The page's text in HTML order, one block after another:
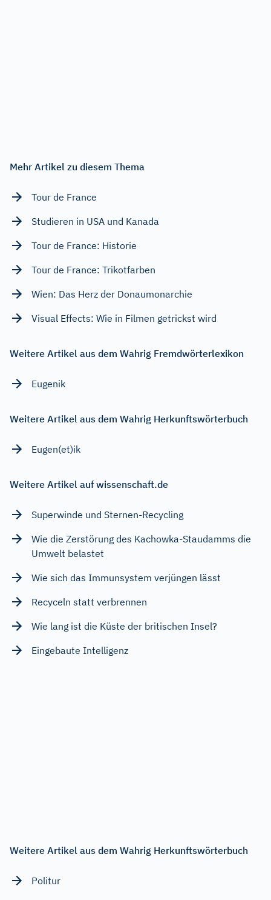
Mehr Artikel zu diesem Thema
Tour de France
Studieren in USA und Kanada
Tour de France: Historie
Tour de France: Trikotfarben
Wien: Das Herz der Donaumonarchie
Visual Effects: Wie in Filmen getrickst wird
Weitere Artikel aus dem Wahrig Fremdwörterlexikon
Eugenik
Weitere Artikel aus dem Wahrig Herkunftswörterbuch
Eugen(et)ik
Weitere Artikel auf wissenschaft.de
Superwinde und Sternen-Recycling
Wie die Zerstörung des Kachowka-Staudamms die
Umwelt belastet
Wie sich das Immunsystem verjüngen lässt
Recyceln statt verbrennen
Wie lang ist die Küste der britischen Insel?
Eingebaute Intelligenz
Weitere Artikel aus dem Wahrig Herkunftswörterbuch
Politur